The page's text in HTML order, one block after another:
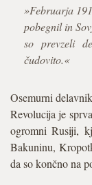
»Februarja
pobegnil in
so prevzeli
čudovito.«
Osemurni
Revolucija je
ogromni Rusiji,
Bakuninu,
da so končno na